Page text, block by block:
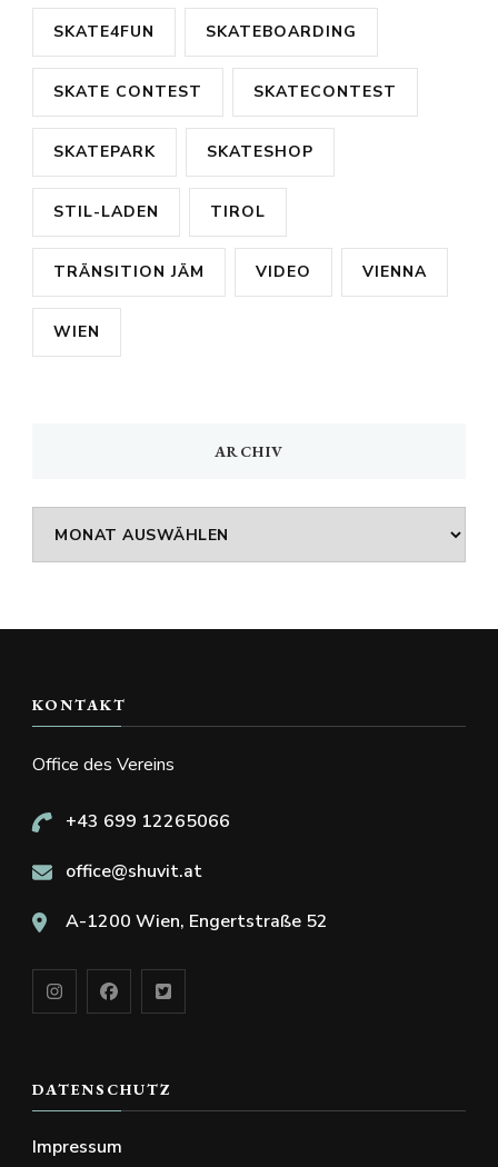
SKATE4FUN SKATEBOARDING
SKATE CONTEST SKATECONTEST
SKATEPARK SKATESHOP
STIL-LADEN TIROL
TRÄNSITION JÄM VIDEO VIENNA
WIEN
ARCHIV
Archiv
KONTAKT
Office des Vereins
+43 699 12265066
office@shuvit.at
A-1200 Wien, Engertstraße 52
DATENSCHUTZ
Impressum